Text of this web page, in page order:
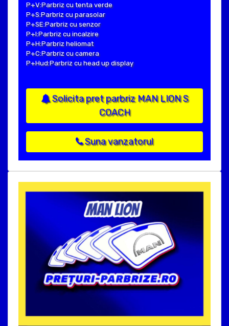
P+V:Parbriz cu tenta verde
P+S:Parbriz cu parasolar
P+SE:Parbriz cu senzor
P+I:Parbriz cu incalzire
P+H:Parbriz heliomat
P+C:Parbriz cu camera
P+Hud:Parbriz cu head up display
Solicita pret parbriz MAN LION S
COACH
Suna vanzatorul